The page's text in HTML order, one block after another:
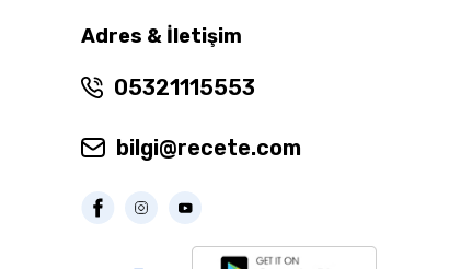
Adres & İletişim
05321115553
bilgi@recete.com